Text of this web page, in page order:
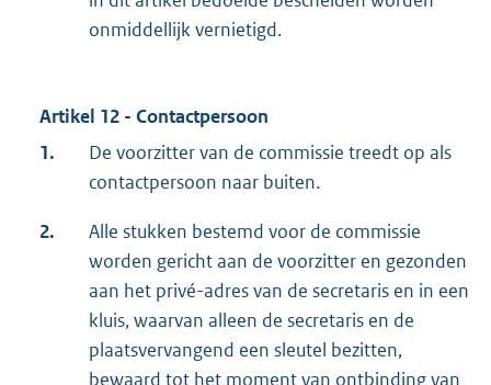
onmiddellijk vernietigd.
Artikel 12 - Contactpersoon
1.
De voorzitter van de commissie treedt op als
contactpersoon naar buiten.
2.
Alle stukken bestemd voor de commissie
worden gericht aan de voorzitter en gezonden
aan het privé-adres van de secretaris en in een
kluis, waarvan alleen de secretaris en de
plaatsvervangend een sleutel bezitten,
bewaard tot het moment van ontbinding van